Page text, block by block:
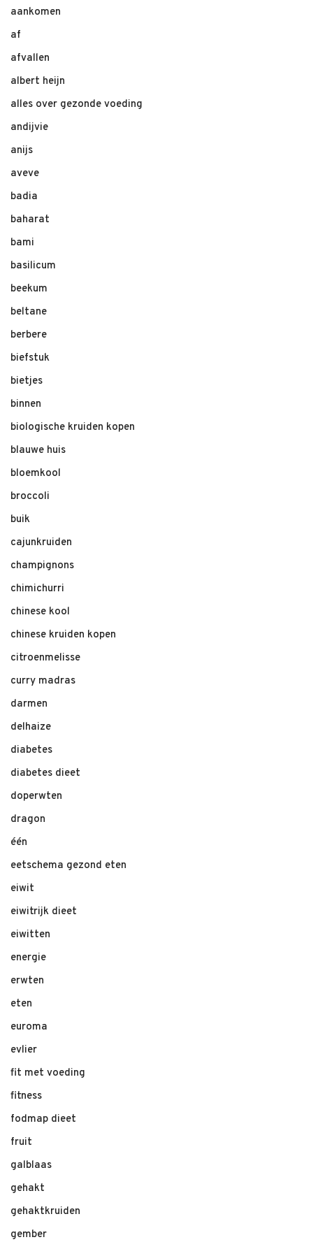
aankomen
af
afvallen
albert heijn
alles over gezonde voeding
andijvie
anijs
aveve
badia
baharat
bami
basilicum
beekum
beltane
berbere
biefstuk
bietjes
binnen
biologische kruiden kopen
blauwe huis
bloemkool
broccoli
buik
cajunkruiden
champignons
chimichurri
chinese kool
chinese kruiden kopen
citroenmelisse
curry madras
darmen
delhaize
diabetes
diabetes dieet
doperwten
dragon
één
eetschema gezond eten
eiwit
eiwitrijk dieet
eiwitten
energie
erwten
eten
euroma
evlier
fit met voeding
fitness
fodmap dieet
fruit
galblaas
gehakt
gehaktkruiden
gember